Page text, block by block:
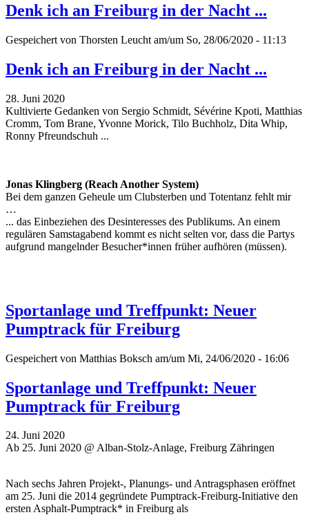
Denk ich an Freiburg in der Nacht ...
Gespeichert von Thorsten Leucht am/um So, 28/06/2020 - 11:13
Denk ich an Freiburg in der Nacht ...
28. Juni 2020
Kultivierte Gedanken von Sergio Schmidt, Sévérine Kpoti, Matthias
Cromm, Tom Brane, Yvonne Morick, Tilo Buchholz, Dita Whip,
Ronny Pfreundschuh ...
Jonas Klingberg (Reach Another System)
Bei dem ganzen Geheule um Clubsterben und Totentanz fehlt mir
…
... das Einbeziehen des Desinteresses des Publikums. An einem
regulären Samstagabend kommt es nicht selten vor, dass die Partys
aufgrund mangelnder Besucher*innen früher aufhören (müssen).
Sportanlage und Treffpunkt: Neuer
Pumptrack für Freiburg
Gespeichert von Matthias Boksch am/um Mi, 24/06/2020 - 16:06
Sportanlage und Treffpunkt: Neuer
Pumptrack für Freiburg
24. Juni 2020
Ab 25. Juni 2020 @ Alban-Stolz-Anlage, Freiburg Zähringen
Nach sechs Jahren Projekt-, Planungs- und Antragsphasen eröffnet
am 25. Juni die 2014 gegründete Pumptrack-Freiburg-Initiative den
ersten Asphalt-Pumptrack* in Freiburg als